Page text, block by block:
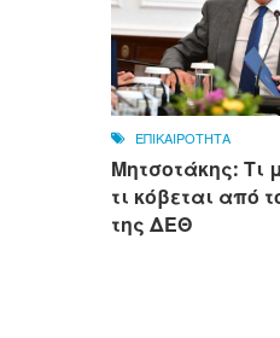
ΕΠΙΚΑΙΡΟΤΗΤΑ
Μητσοτάκης: Τι
τι κόβεται από
της ΔΕΘ